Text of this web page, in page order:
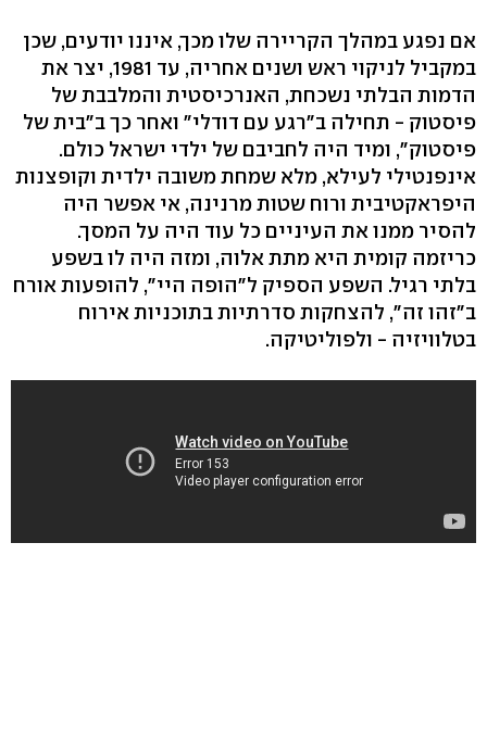
אם נפגע במהלך הקריירה שלו מכך, איננו יודעים, שכן
במקביל לניקוי ראש ושנים אחריה, עד 1981, יצר את
הדמות הבלתי נשכחת, האנרכיסטית והמלבבת של
פיסטוק - תחילה ב"רגע עם דודלי" ואחר כך ב"בית של
פיסטוק", ומיד היה לחביבם של ילדי ישראל כולם.
אינפנטילי לעילא, מלא שמחת משובה ילדית וקופצנות
היפראקטיבית ורוח שטות מרנינה, אי אפשר היה
להסיר ממנו את העיניים כל עוד היה על המסך.
כריזמה קומית היא מתת אלוה, ומזה היה לו בשפע
בלתי רגיל. השפע הספיק ל"הופה היי", להופעות אורח
ב"זהו זה", להצחקות סדרתיות בתוכניות אירוח
בטלוויזיה - ולפוליטיקה.